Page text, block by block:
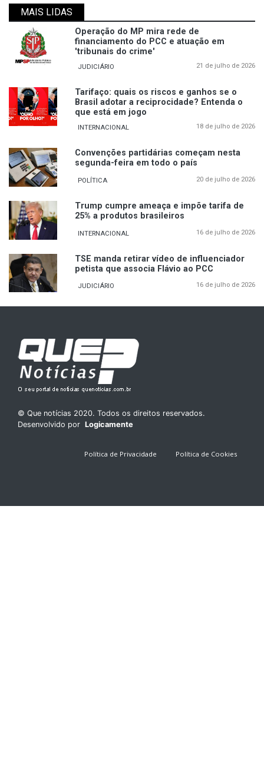
MAIS LIDAS
Operação do MP mira rede de
financiamento do PCC e atuação em
'tribunais do crime'
JUDICIÁRIO 21 de julho de 2026
Tarifaço: quais os riscos e ganhos se o
Brasil adotar a reciprocidade? Entenda o
que está em jogo
INTERNACIONAL 18 de julho de 2026
Convenções partidárias começam nesta
segunda-feira em todo o país
POLÍTICA 20 de julho de 2026
Trump cumpre ameaça e impõe tarifa de
25% a produtos brasileiros
INTERNACIONAL 16 de julho de 2026
TSE manda retirar vídeo de influenciador
petista que associa Flávio ao PCC
JUDICIÁRIO 16 de julho de 2026
© Que notícias 2020. Todos os direitos reservados.
Desenvolvido por Logicamente
Política de Privacidade Política de Cookies